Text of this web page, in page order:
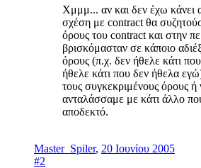
Χμμμ... αν και δεν έχω κάνει
σχέση με contract θα
όρους του contract και στην
βρισκόμασταν σε κάποιο
όρους (π.χ. δεν ήθελε κάτι
ήθελε κάτι που δεν ήθελα
τους συγκεκριμένους όρους ή
ανταλάσσαμε με κάτι άλλο
αποδεκτό.
Master_Spiler, 20 Ιουνίου 2005
#2